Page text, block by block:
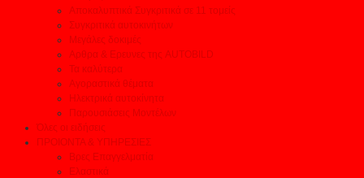
Αποκαλυπτικά Συγκριτικά σε 11 τομείς
Συγκριτικά αυτοκινήτων
Μεγάλες δοκιμές
Αρθρα & Ερευνες της AUTOBILD
Τα καλύτερα
Αγοραστικά θέματα
Ηλεκτρικά αυτοκίνητα
Παρουσιάσεις Μοντέλων
Όλες οι ειδήσεις
ΠΡΟΙΟΝΤΑ & ΥΠΗΡΕΣΙΕΣ
Βρες Επαγγελματία
Ελαστικά